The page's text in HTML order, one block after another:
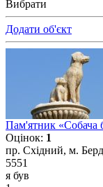
Вибрати
Додати об'єкт
Пам'ятник «Собача
Оцінок: 1
пр. Східний, м.
5551
я був